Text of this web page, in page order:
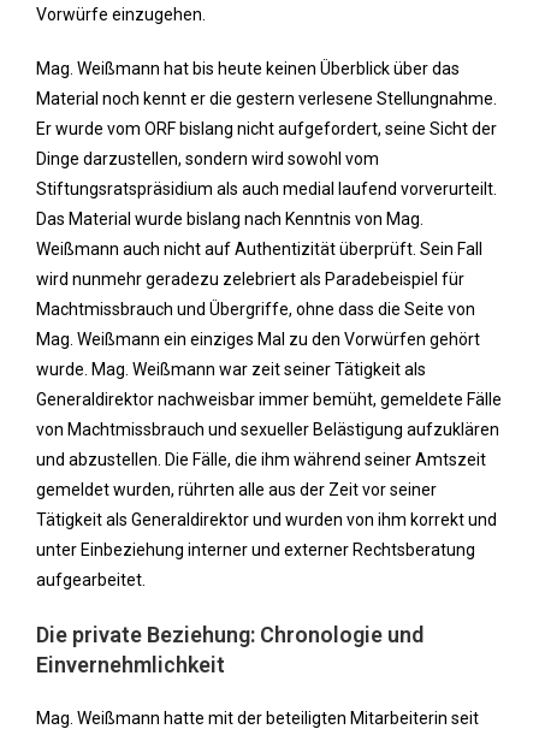
Vorwürfe einzugehen.
Mag. Weißmann hat bis heute keinen Überblick über das
Material noch kennt er die gestern verlesene Stellungnahme.
Er wurde vom ORF bislang nicht aufgefordert, seine Sicht der
Dinge darzustellen, sondern wird sowohl vom
Stiftungsratspräsidium als auch medial laufend vorverurteilt.
Das Material wurde bislang nach Kenntnis von Mag.
Weißmann auch nicht auf Authentizität überprüft. Sein Fall
wird nunmehr geradezu zelebriert als Paradebeispiel für
Machtmissbrauch und Übergriffe, ohne dass die Seite von
Mag. Weißmann ein einziges Mal zu den Vorwürfen gehört
wurde. Mag. Weißmann war zeit seiner Tätigkeit als
Generaldirektor nachweisbar immer bemüht, gemeldete Fälle
von Machtmissbrauch und sexueller Belästigung aufzuklären
und abzustellen. Die Fälle, die ihm während seiner Amtszeit
gemeldet wurden, rührten alle aus der Zeit vor seiner
Tätigkeit als Generaldirektor und wurden von ihm korrekt und
unter Einbeziehung interner und externer Rechtsberatung
aufgearbeitet.
Die private Beziehung: Chronologie und
Einvernehmlichkeit
Mag. Weißmann hatte mit der beteiligten Mitarbeiterin seit